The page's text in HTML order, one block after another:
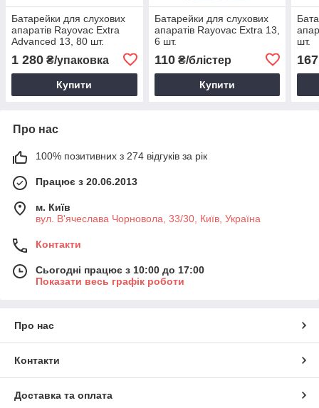
Батарейки для слухових
апаратів Rayovac Extra
Advanced 13, 80 шт.
1 280 ₴/упаковка
Купити
Батарейки для слухових
апаратів Rayovac Extra 13,
6 шт.
110₴/блістер
Купити
шт.
167
Про нас
100% позитивних з 274 відгуків за рік
Працює з 20.06.2013
м. Київ
вул. В'ячеслава Чорновола, 33/30, Київ, Україна
Контакти
Сьогодні працює з 10:00 до 17:00
Показати весь графік роботи
Про нас
Контакти
Доставка та оплата